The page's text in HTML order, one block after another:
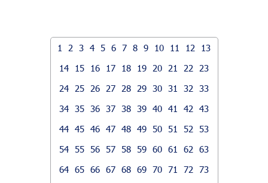
1 2 3 4 5 6 7 8 9 10 11 12
13
14
15 16 17 18 19 20 21 22
23
24
25 26 27 28 29 30 31 32
33
34 35 36 37 38 39 40 41 42
43
44 45 46 47 48 49 50 51 52
53
54 55 56 57 58 59 60 61 62
63
64 65 66 67 68 69 70 71 72
73